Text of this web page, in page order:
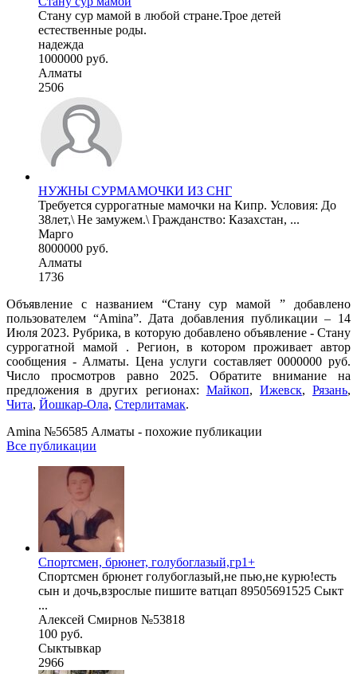
Стану сур мамой в любой стране.Трое детей
естественные роды.
надежда
1000000 руб.
Алматы
2506
НУЖНЫ СУРМАМОЧКИ ИЗ СНГ
Требуется суррогатные мамочки на Кипр. Условия: До
38лет,\ Не замужем.\ Гражданство: Казахстан, ...
Марго
8000000 руб.
Алматы
1736
Объявление с названием “Стану сур мамой ” добавлено
пользователем “Amina”. Дата добавления публикации – 14
Июля 2023. Рубрика, в которую добавлено объявление - Cтану
суррогатной мамой . Регион, в котором проживает автор
сообщения - Алматы. Цена услуги составляет 0000000 руб.
Число просмотров равно 2025. Обратите внимание на
предложения в других регионах: Майкоп, Ижевск,Рязань,
Чита, Йошкар-Ола, Стерлитамак.
Amina №56585 Алматы - похожие публикации
Все публикации
Спортсмен, брюнет, голубоглазый,гр1+
Спортсмен брюнет голубоглазый,не пью,не курю!есть
сын и дочь,взрослые пишите ватцап 89505691525 Сыкт
...
Алексей Смирнов №53818
100 руб.
Сыктывкар
2966